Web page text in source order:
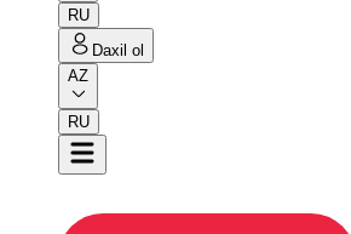
RU
Daxil ol
AZ
RU